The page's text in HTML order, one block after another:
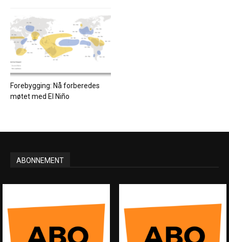
Forebygging: Nå forberedes
møtet med El Niño
ABONNEMENT